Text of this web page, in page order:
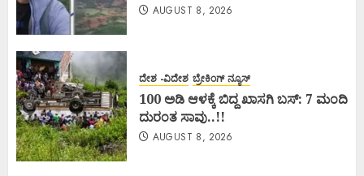
AUGUST 8, 2026
ದೇಶ -ವಿದೇಶ ಬ್ರೇಕಿಂಗ್ ನ್ಯೂಸ್
100 ಅಡಿ ಆಳಕ್ಕೆ ಬಿದ್ದ ಖಾಸಗಿ ಬಸ್: 7 ಮಂದಿ
ದುರಂತ ಸಾವು..!!
AUGUST 8, 2026